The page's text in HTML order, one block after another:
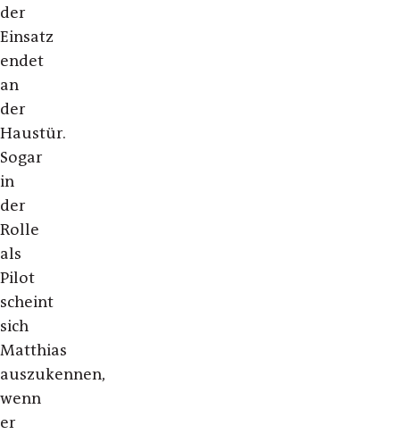
der
Einsatz
endet
an
der
Haustür.
Sogar
in
der
Rolle
als
Pilot
scheint
sich
Matthias
auszukennen,
wenn
er